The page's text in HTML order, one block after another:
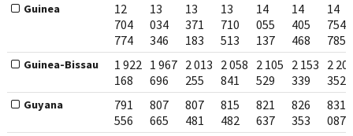
Guinea
12
704
774
13
034
346
13
371
183
13
710
513
14
055
137
14
405
468
14
754
785
Guinea-Bissau
1 922
168
1 967
696
2 013
255
2 058
841
2 105
529
2 153
339
2
352
Guyana
791
556
807
665
807
481
815
482
821
637
826
353
831
087